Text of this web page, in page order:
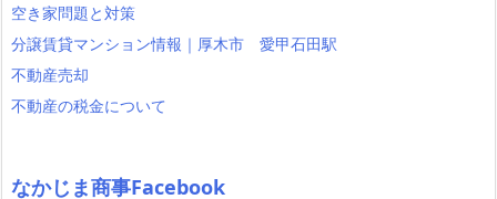
空き家問題と対策
分譲賃貸マンション情報｜厚木市 愛甲石田駅
不動産売却
不動産の税金について
なかじま商事Facebook